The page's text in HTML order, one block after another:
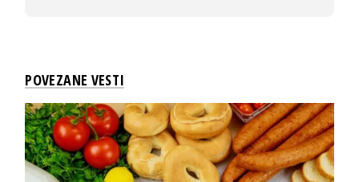
POVEZANE VESTI